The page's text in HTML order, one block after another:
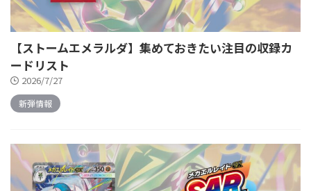
【ストームエメラルダ】集めておきたい注目の収録カ
ードリスト
2026/7/27
新弾情報